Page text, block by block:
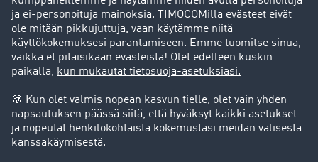
Goodies
Tukipalvelu
Tukipalvelu
Oikeudelliset asiat
Julkaisutiedot